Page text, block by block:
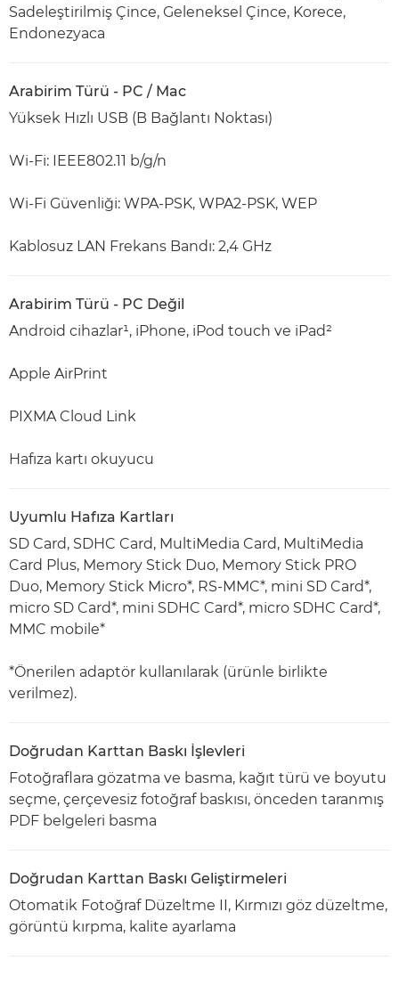
Sadeleştirilmiş Çince, Geleneksel Çince, Korece,
Endonezyaca
Arabirim Türü - PC / Mac
Yüksek Hızlı USB (B Bağlantı Noktası)
Wi-Fi: IEEE802.11 b/g/n
Wi-Fi Güvenliği: WPA-PSK, WPA2-PSK, WEP
Kablosuz LAN Frekans Bandı: 2,4 GHz
Arabirim Türü - PC Değil
Android cihazlar¹, iPhone, iPod touch ve iPad²
Apple AirPrint
PIXMA Cloud Link
Hafıza kartı okuyucu
Uyumlu Hafıza Kartları
SD Card, SDHC Card, MultiMedia Card, MultiMedia
Card Plus, Memory Stick Duo, Memory Stick PRO
Duo, Memory Stick Micro*, RS-MMC*, mini SD Card*,
micro SD Card*, mini SDHC Card*, micro SDHC Card*,
MMC mobile*
*Önerilen adaptör kullanılarak (ürünle birlikte
verilmez).
Doğrudan Karttan Baskı İşlevleri
Fotoğraflara gözatma ve basma, kağıt türü ve boyutu
seçme, çerçevesiz fotoğraf baskısı, önceden taranmış
PDF belgeleri basma
Doğrudan Karttan Baskı Geliştirmeleri
Otomatik Fotoğraf Düzeltme II, Kırmızı göz düzeltme,
görüntü kırpma, kalite ayarlama